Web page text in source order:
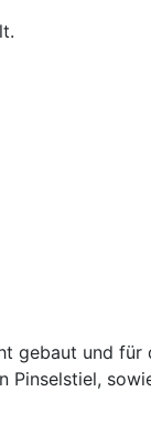
gebaut und für
Pinselstiel,